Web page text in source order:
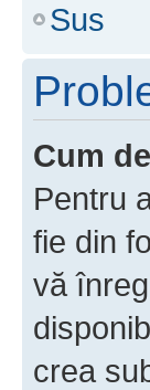
Sus
Cum
Pentru
fie din
vă
crea